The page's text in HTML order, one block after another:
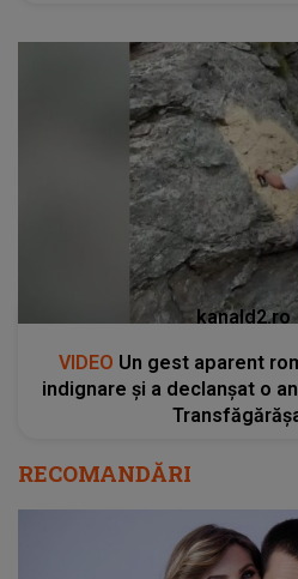
kanald2.ro
VIDEO Un gest aparent
indignare și a declanșat o
RECOMANDĂRI